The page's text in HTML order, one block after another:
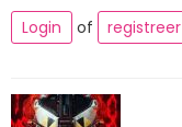
Login
of registreer